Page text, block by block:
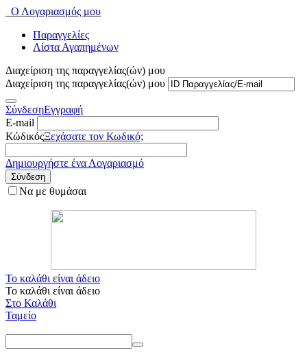
Ο Λογαριασμός μου
Παραγγελίες
Λίστα Αγαπημένων
Διαχείριση της παραγγελίας(ών) μου
Διαχείριση της παραγγελίας(ών) μου
ΣύνδεσηΕγγραφή
E-mail
ΚώδικόςΞεχάσατε τον Κωδικό;
Δημιουργήστε ένα Λογαριασμό
Σύνδεση
Να με θυμάσαι
Το καλάθι είναι άδειο
Το καλάθι είναι άδειο
Στο Καλάθι
Ταμείο